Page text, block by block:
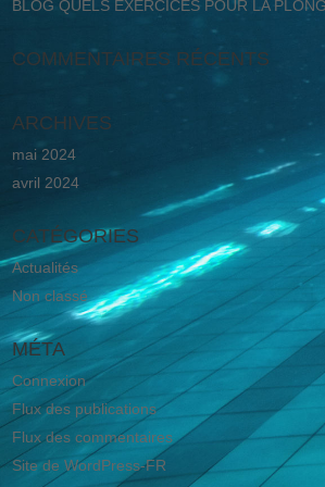
BLOG QUELS EXERCICES POUR LA
COMMENTAIRES RÉCENTS
ARCHIVES
mai 2024
avril 2024
CATÉGORIES
Actualités
Non classé
MÉTA
Connexion
Flux des publications
Flux des commentaires
Site de WordPress-FR